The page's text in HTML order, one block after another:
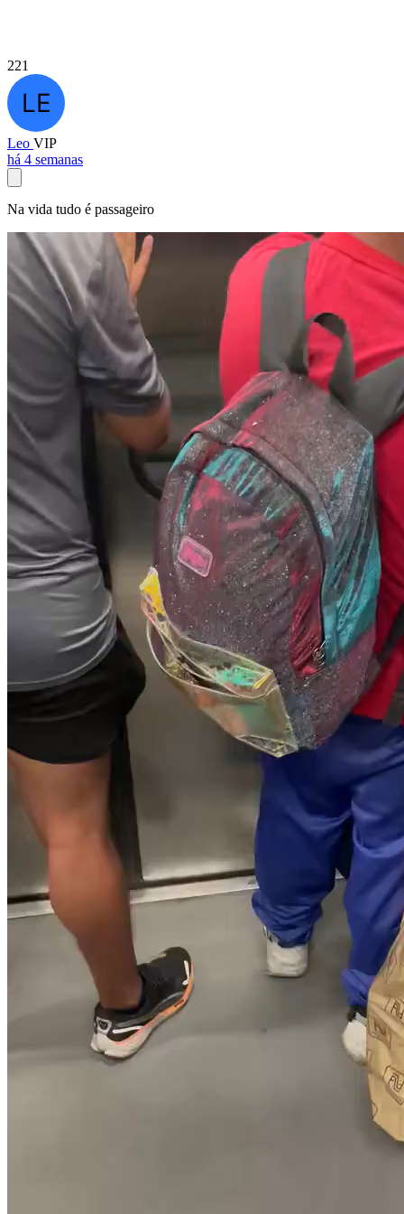
221
Leo VIP
há 4 semanas
Na vida tudo é passageiro